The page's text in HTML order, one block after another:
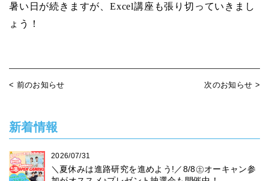
暑い日が続きますが、 Excel講座も張り切っていきまし
ょう！
< 前のお知らせ 次のお知らせ >
新着情報
2026/07/31
＼夏休みは進路研究を進めよう!／8/8㊏オーキャン参